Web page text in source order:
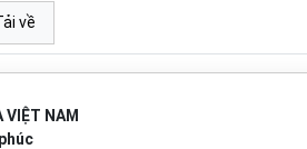
về
VIỆT NAM